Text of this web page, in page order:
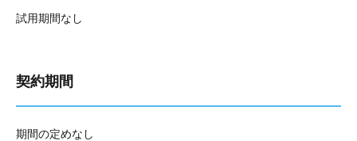
試用期間なし
契約期間
期間の定めなし